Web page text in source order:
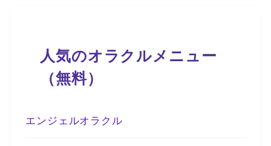
人気のオラクルメニュー
（無料）
エンジェルオラクル